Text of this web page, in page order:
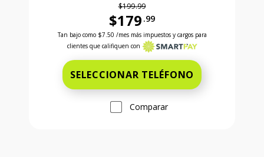
$199.99
$179 .99
Antes el precio era 199 dollars and 99 cents
Tan bajo como $7.50 /mes más impuestos y cargos para
clientes que califiquen con
SELECCIONAR TELÉFONO
Comparar